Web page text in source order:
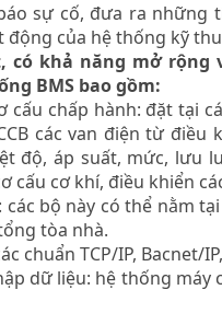
sự cố, đưa ra những
của hệ thống kỹ
có khả năng mở
BMS bao gồm:
cấu chấp hành: đặt tại
các van điện từ
độ, áp suất, mức, lưu
cấu cơ khí, điều khiển
các bộ này có thể nằm
tòa nhà.
chuẩn TCP/IP, Bacnet/
dữ liệu: hệ thống